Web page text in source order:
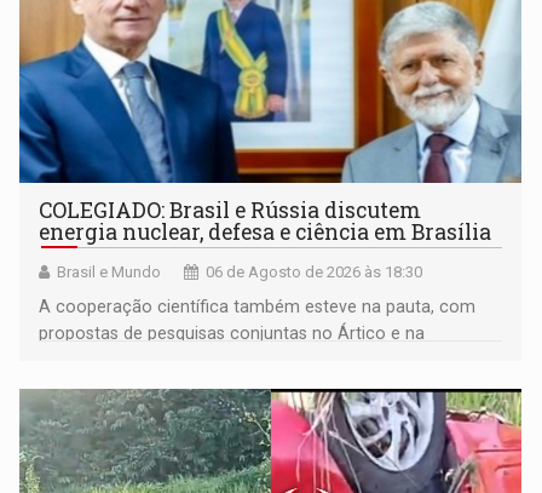
COLEGIADO: Brasil e Rússia discutem
energia nuclear, defesa e ciência em Brasília
Brasil e Mundo 06 de Agosto de 2026 às 18:30
A cooperação científica também esteve na pauta, com
propostas de pesquisas conjuntas no Ártico e na